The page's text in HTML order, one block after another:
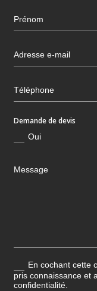
Demande de devis
Oui
En cochant cette
pris connaissance et
confidentialité.